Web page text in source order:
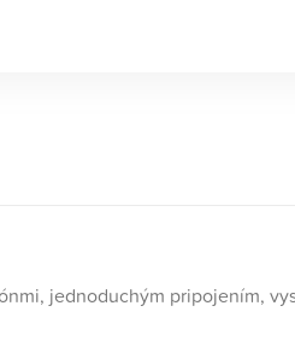
jednoduchým pripojením,